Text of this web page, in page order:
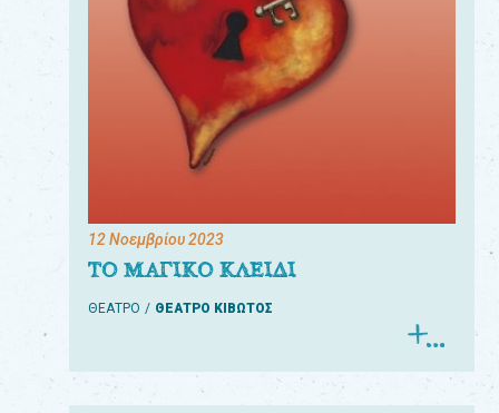
12 Νοεμβρίου 2023
ΤΟ ΜΑΓΙΚΟ ΚΛΕΙΔΙ
ΘΕΑΤΡΟ ΘΕΑΤΡΟ ΚΙΒΩΤΟΣ